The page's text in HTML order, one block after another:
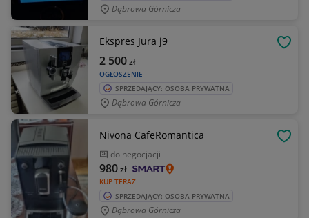
Dąbrowa Górnicza
Ekspres Jura j9
OGŁOSZENIE
2 500zł
SPRZEDAJĄCY: OSOBA PRYWATNA
Dąbrowa Górnicza
Nivona CafeRomantica
do negocjacji
KUP TERAZ
980zł
SPRZEDAJĄCY: OSOBA PRYWATNA
Dąbrowa Górnicza